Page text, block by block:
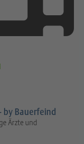
by Bauerfeind
Ärzte und